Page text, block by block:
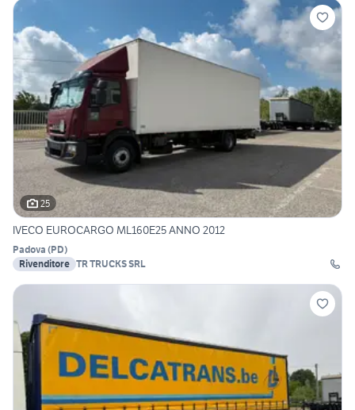
25
IVECO EUROCARGO ML160E25 ANNO 2012
Padova (PD)
Rivenditore TR TRUCKS SRL